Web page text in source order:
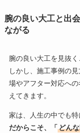
腕の良い大工と出
ながる
腕の良い大工を見抜く
しかし、施工事例の
場やアフター対応へ
えてきます。
家は、人生の中でも特
だからこそ、「どん